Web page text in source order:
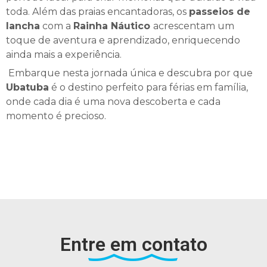
toda. Além das praias encantadoras, os passeios de
lancha com a Rainha Náutico acrescentam um
toque de aventura e aprendizado, enriquecendo
ainda mais a experiência.
Embarque nesta jornada única e descubra por que
Ubatuba é o destino perfeito para férias em família,
onde cada dia é uma nova descoberta e cada
momento é precioso.
Entre em contato